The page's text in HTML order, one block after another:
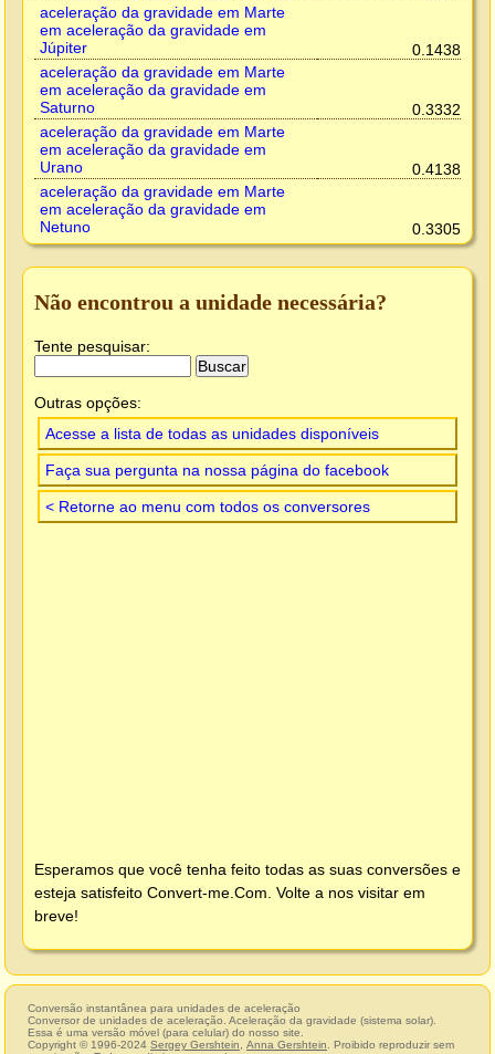
aceleração da gravidade em Marte
em aceleração da gravidade em
Júpiter
0.1438
aceleração da gravidade em Marte
em aceleração da gravidade em
Saturno
0.3332
aceleração da gravidade em Marte
em aceleração da gravidade em
Urano
0.4138
aceleração da gravidade em Marte
em aceleração da gravidade em
Netuno
0.3305
Não encontrou a unidade necessária?
Tente pesquisar:
Outras opções:
Acesse a lista de todas as unidades disponíveis
Faça sua pergunta na nossa página do facebook
< Retorne ao menu com todos os conversores
Esperamos que você tenha feito todas as suas conversões e
esteja satisfeito Convert-me.Com . Volte a nos visitar em
breve!
Conversão instantânea para unidades de aceleração
Conversor de unidades de aceleração. Aceleração da gravidade (sistema solar).
Essa é uma versão móvel (para celular) do nosso site.
Copyright © 1996-2024 Sergey Gershtein Anna Gershtein . Proibido reproduzir sem